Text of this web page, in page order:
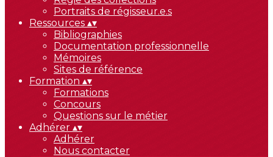
Portraits de régisseur.e.s
Ressources ▴▾
Bibliographies
Documentation professionnelle
Mémoires
Sites de référence
Formation ▴▾
Formations
Concours
Questions sur le métier
Adhérer ▴▾
Adhérer
Nous contacter